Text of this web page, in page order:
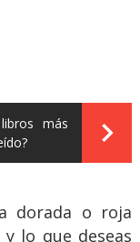
más
dorada o roja
lo que deseas